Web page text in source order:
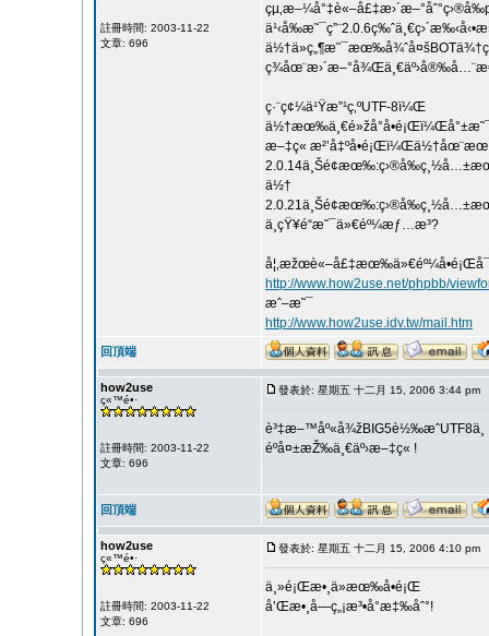
註冊時間: 2003-11-22
文章: 696
ç·¨ç¢¼ä¹Ÿæ”¹ç‚ºUTF-8ï¼Œ
æ–‡ç«
ä½†
ä¸çŸ¥é“æ˜¯ä»€éº¼æƒ…æ³?
http://www.how2use.net/phpbb/
æˆ–æ˜¯
http://www.how2use.idv.tw/mail.htm
回頂端
how2use
ç«™é•·
註冊時間: 2003-11-22
文章: 696
發表於: 星期五 十二月 15, 2006 3:44 pm
è³‡æ–™åº«å¾žBIG5è½‰æˆUTF8ä¸­
éºå¤±æŽ‰ä¸€äº›æ–‡ç« !
回頂端
how2use
ç«™é•·
註冊時間: 2003-11-22
文章: 696
發表於: 星期五 十二月 15, 2006 4:10 pm
ä¸»é¡Œæ•¸ä»æœ‰å•é¡Œ
å’Œæ•¸å­—ç„¡æ³•å°æ‡‰åˆ°!